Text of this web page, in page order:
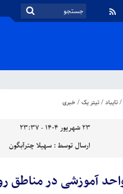
/تایباد/تیتر یک/خبری
۲۳ شهریور ۱۴۰۴ - ۲۳:۳۷
ارسال توسط : سهیلا چترآبگون